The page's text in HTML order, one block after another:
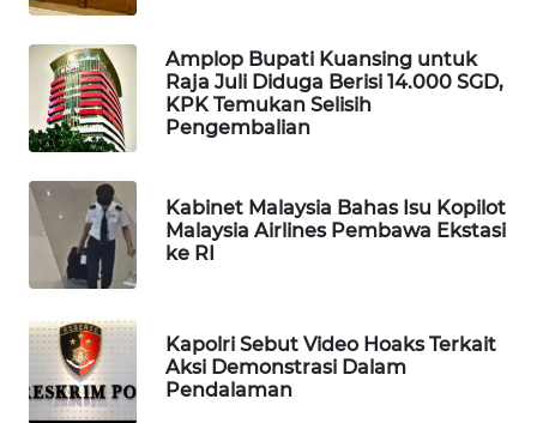
Amplop Bupati Kuansing untuk
Raja Juli Diduga Berisi 14.000 SGD,
KPK Temukan Selisih
Pengembalian
Kabinet Malaysia Bahas Isu Kopilot
Malaysia Airlines Pembawa Ekstasi
ke RI
Kapolri Sebut Video Hoaks Terkait
Aksi Demonstrasi Dalam
Pendalaman
WAHANA
TRAVEL
WAHANA
WAHANANEWS
ID
WAHANANEWS
CO ID
WAHANANEWS